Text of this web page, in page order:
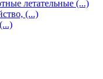
летательные (...)
(...)